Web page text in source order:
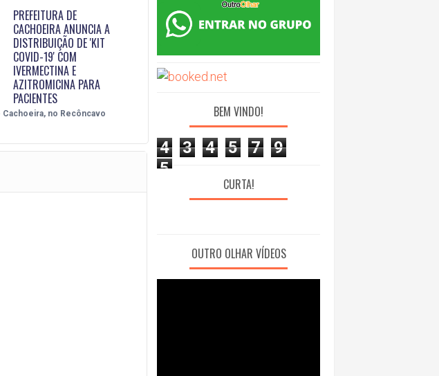
PREFEITURA DE
CACHOEIRA ANUNCIA A
DISTRIBUIÇÃO DE 'KIT
COVID-19' COM
IVERMECTINA E
AZITROMICINA PARA
PACIENTES
no Recôncavo
BEM VINDO!
4 3 4 5 7
9
5
CURTA!
OUTRO OLHAR VÍDEOS